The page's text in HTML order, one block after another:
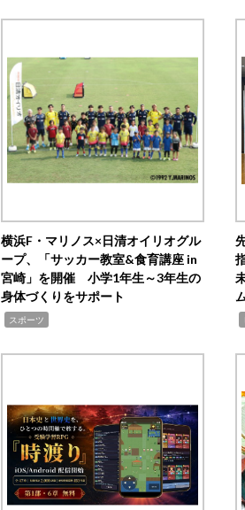
横浜F・マリノス×日清オイリオグル
ープ、「サッカー教室&食育講座 in
宮崎」を開催 小学1年生～3年生の
身体づくりをサポート
スポーツ